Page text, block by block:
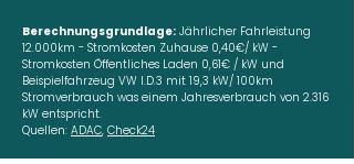
Berechnungsgrundlage: Jährlicher Fahrleistung
12.000km - Stromkosten Zuhause 0,40€/ kW -
Stromkosten Öffentliches Laden 0,61€ / kW und
Beispielfahrzeug VW I.D.3 mit 19,3 kW/ 100km
Stromverbrauch was einem Jahresverbrauch von 2.316
kW entspricht.
Quellen: ADAC, Check24